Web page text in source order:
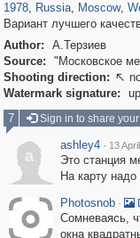
1978, Russia, Moscow,
Вариант лучшего
Author:
А.Терзиев
Source:
"Московское
Shooting direction: 
Watermark signature:
7
Sign in to share
a
ashley4 · 13
Это станция
На карту
Photosnob ·
Сомневаясь,
окна